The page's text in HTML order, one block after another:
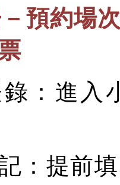
預約場
進入小
提前填